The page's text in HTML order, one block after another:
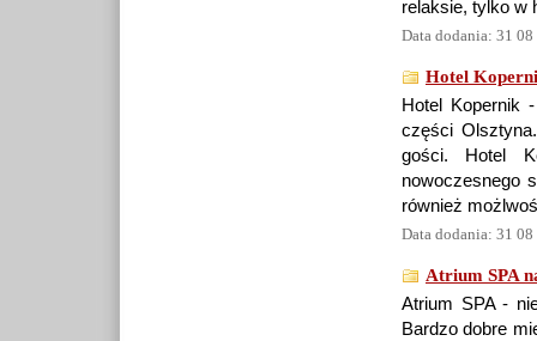
relaksie, tylko w
Data dodania: 31
Hotel
Hotel Kopernik
części
gości. Hotel
nowoczesnego
również
Data dodania: 31
Atrium SPA
Atrium SPA -
Bardzo dobre